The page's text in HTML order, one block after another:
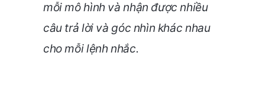
mỗi mô hình và nhận được nhiều
câu trả lời và góc nhìn khác nhau
cho mỗi lệnh nhắc.